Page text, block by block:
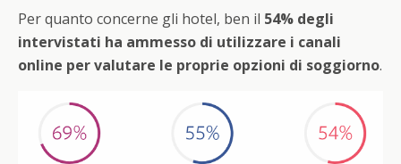
Per quanto concerne gli hotel, ben il 54% degli
intervistati ha ammesso di utilizzare i canali
online per valutare le proprie opzioni di soggiorno.